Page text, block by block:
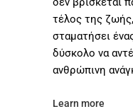
τέλος της
σταματήσει
δύσκολο να
ανθρώπινη
Learn more